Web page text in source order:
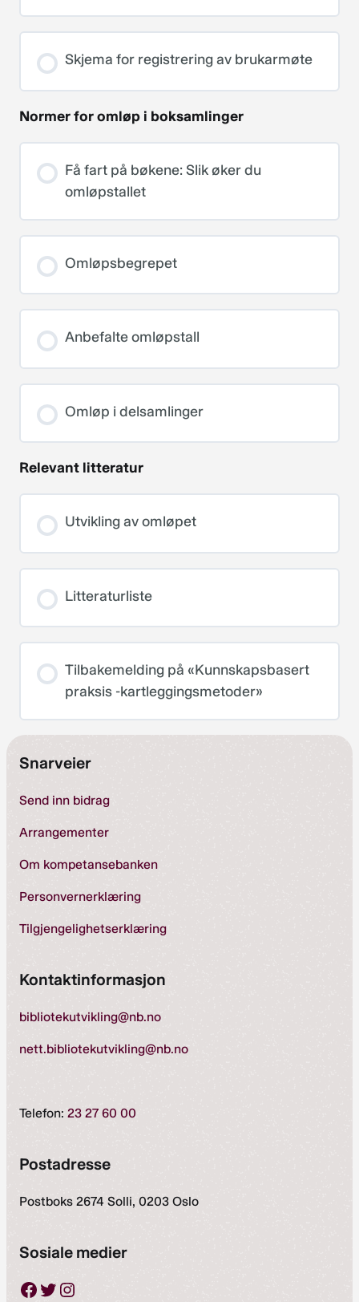
Skjema for registrering av brukarmøte
Normer for omløp i boksamlinger
Få fart på bøkene: Slik øker du
omløpstallet
Omløpsbegrepet
Anbefalte omløpstall
Omløp i delsamlinger
Relevant litteratur
Utvikling av omløpet
Litteraturliste
Tilbakemelding på «Kunnskapsbasert
praksis -kartleggingsmetoder»
Snarveier
Send inn bidrag
Arrangementer
Om kompetansebanken
Personvernerklæring
Tilgjengelighetserklæring
Kontaktinformasjon
bibliotekutvikling@nb.no
nett.bibliotekutvikling@nb.no
Telefon: 23 27 60 00
Postadresse
Postboks 2674 Solli, 0203 Oslo
Sosiale medier
Facebook Twitter Instagram